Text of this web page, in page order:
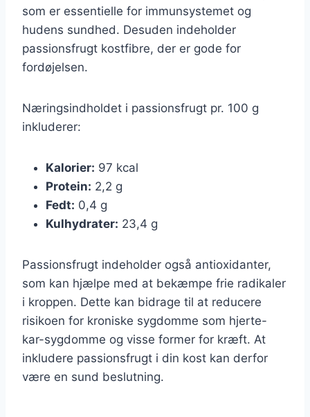
som er essentielle for immunsystemet og
hudens sundhed. Desuden indeholder
passionsfrugt kostfibre, der er gode for
fordøjelsen.
Næringsindholdet i passionsfrugt pr. 100 g
inkluderer:
Kalorier: 97 kcal
Protein: 2,2 g
Fedt: 0,4 g
Kulhydrater: 23,4 g
Passionsfrugt indeholder også antioxidanter,
som kan hjælpe med at bekæmpe frie radikaler
i kroppen. Dette kan bidrage til at reducere
risikoen for kroniske sygdomme som hjerte-
kar-sygdomme og visse former for kræft. At
inkludere passionsfrugt i din kost kan derfor
være en sund beslutning.